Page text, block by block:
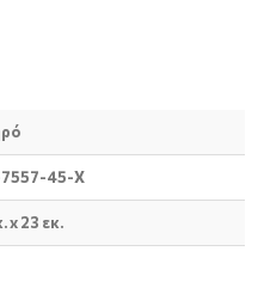
45-Χ
x 23 εκ.